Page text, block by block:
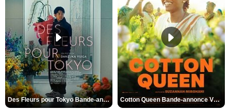
Des Fleurs pour Tokyo Bande-annonce VO STFR Cotton Queen Bande-annonce VO STFR